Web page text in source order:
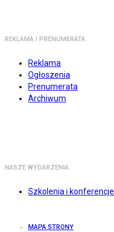
REKLAMA I PRENUMERATA
Reklama
Ogłoszenia
Prenumerata
Archiwum
NASZE WYDARZENIA
Szkolenia i konferencje
MAPA STRONY